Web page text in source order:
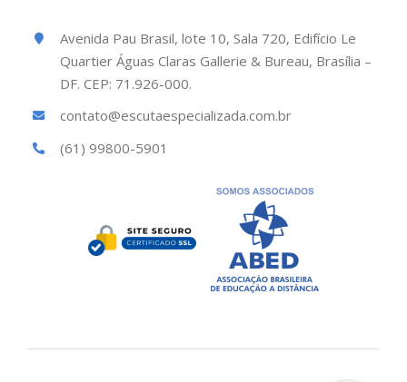
Avenida Pau Brasil, lote 10, Sala 720, Edifício Le
Quartier Águas Claras Gallerie & Bureau, Brasília –
DF. CEP: 71.926-000.
contato@escutaespecializada.com.br
(61) 99800-5901